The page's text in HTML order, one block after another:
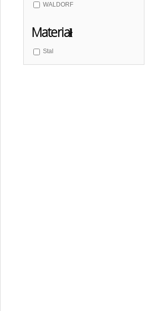
WALDORF
Materiał
Stal